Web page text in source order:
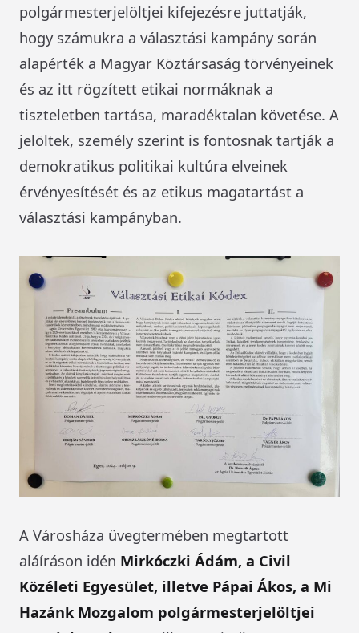
polgármesterjelöltjei kifejezésre juttatják,
hogy számukra a választási kampány során
alapérték a Magyar Köztársaság törvényeinek
és az itt rögzített etikai normáknak a
tiszteletben tartása, maradéktalan követése. A
jelöltek, személy szerint is fontosnak tartják a
demokratikus politikai kultúra elveinek
érvényesítését és az etikus magatartást a
választási kampányban.
A Városháza üvegtermében megtartott
aláíráson idén Mirkóczki Ádám, a Civil
Közéleti Egyesület, illetve Pápai Ákos, a Mi
Hazánk Mozgalom polgármesterjelöltjei